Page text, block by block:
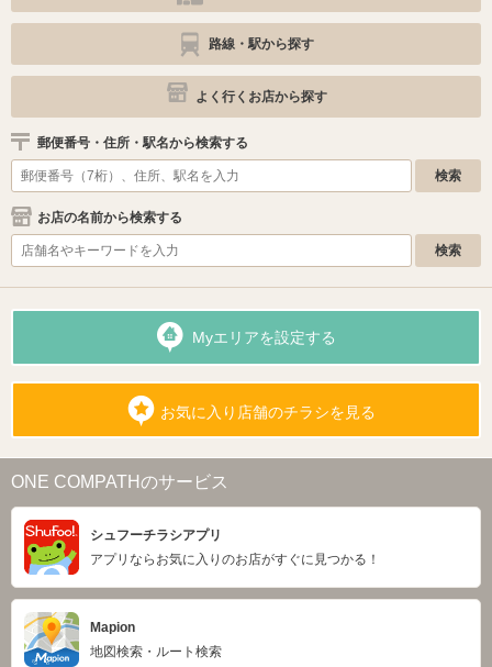
路線・駅から探す
よく行くお店から探す
郵便番号・住所・駅名から検索する
お店の名前から検索する
Myエリアを設定する
お気に入り店舗のチラシを見る
ONE COMPATHのサービス
シュフーチラシアプリ
アプリならお気に入りのお店がすぐに見つかる！
Mapion
地図検索・ルート検索